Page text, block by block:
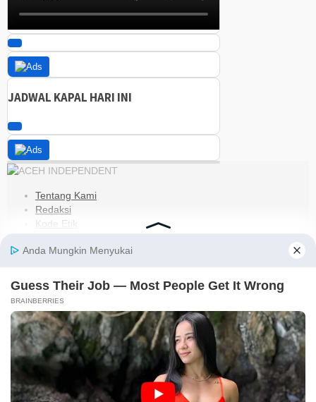
JADWAL KAPAL HARI INI
Tentang Kami
Redaksi
Kode Etik
Disclaimer
Jaringan Social
Facebook
Instagram
Youtube
RSS
@2021-2026 PT. GLOBAL BERKAH MULTIMEDIA